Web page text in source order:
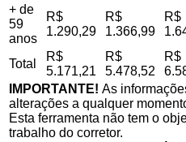
+ de
59
anos
R$
1.290,29
R$
1.366,99
R$
Total
R$
5.171,21
R$
5.478,52
R$
IMPORTANTE! As
alterações a qualquer
Esta ferramenta não tem o
trabalho do corretor.